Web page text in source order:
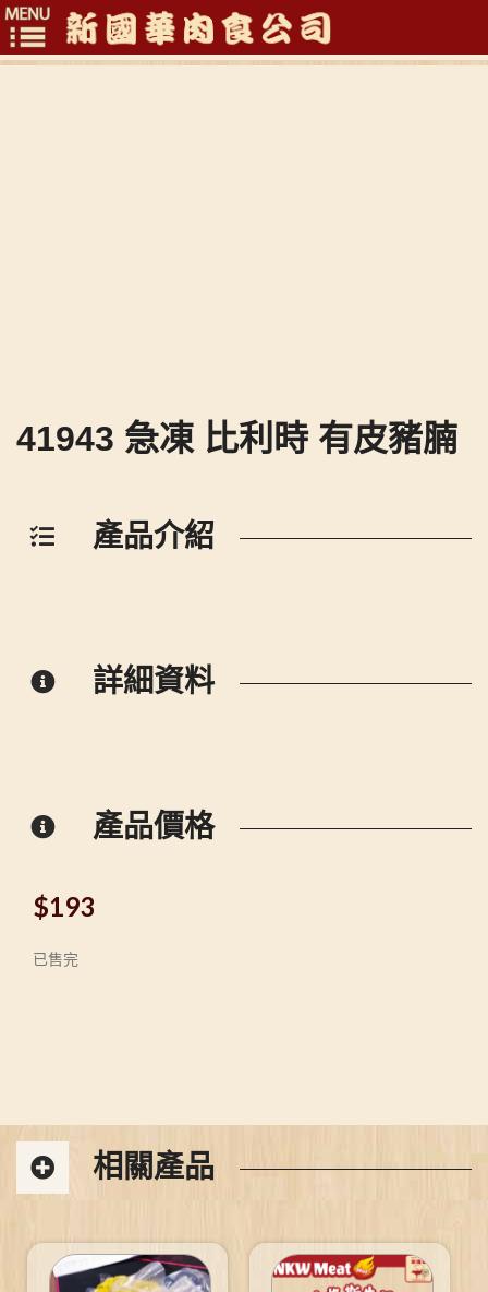
Toggle
41943 急凍 比利時 有皮豬腩
產品介紹
詳細資料
產品價格
$193
已售完
相關產品